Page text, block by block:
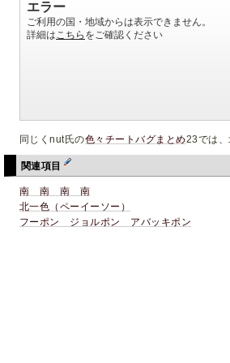
同じくnut氏の色々チートバグまとめ23では
関連項目
南 南 南 南
北一色（ペーイーソー）
フーポン ジョルポン アバッキポン